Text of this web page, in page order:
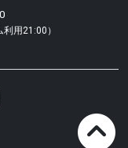
用21:00）